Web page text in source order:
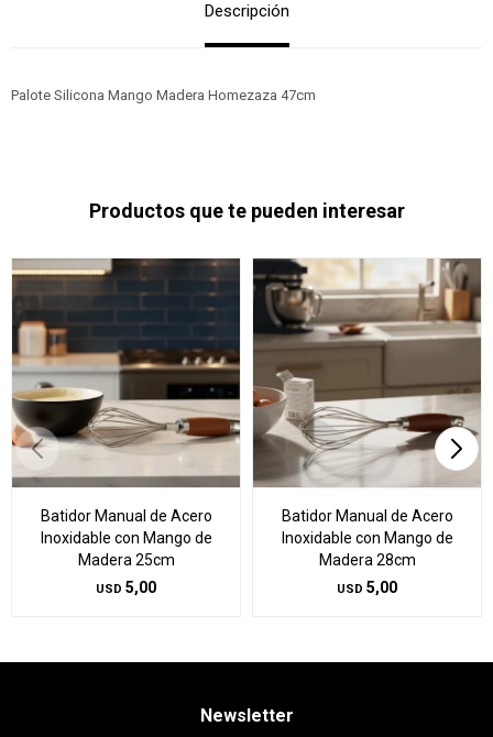
Descripción
Palote Silicona Mango Madera Homezaza 47cm
Productos que te pueden interesar
Batidor Manual de Acero
Inoxidable con Mango de
Madera 25cm
USD 5,00
Batidor Manual de Acero
Inoxidable con Mango de
Madera 28cm
USD 5,00
Newsletter